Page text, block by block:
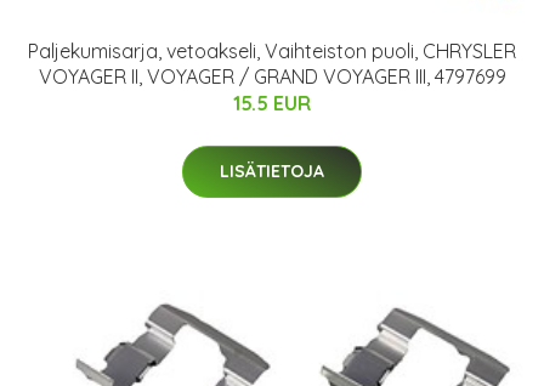
Paljekumisarja, vetoakseli, Vaihteiston puoli, CHRYSLER
VOYAGER II, VOYAGER / GRAND VOYAGER III, 4797699
15.5 EUR
LISÄTIETOJA